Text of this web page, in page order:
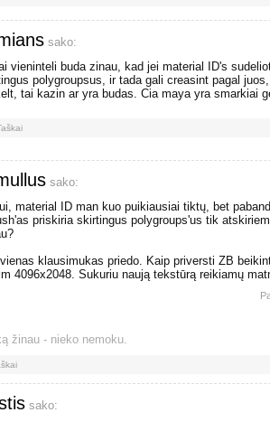
sako:
vieninteli buda zinau, kad jei material ID's
polygroupsus, ir tada gali creasint pagal
tai kazin ar yra budas. Cia maya yra smarkiai
sako:
material ID man kuo puikiausiai tiktų, bet
priskiria skirtingus polygroups'us tik
vienas klausimukas priedo. Kaip priversti ZB
4096x2048. Sukuriu naują tekstūrą reikiamų
žinau - nieko nemoku.
sako: